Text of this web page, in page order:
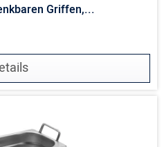
Griffen,...